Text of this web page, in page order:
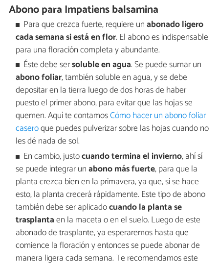
Abono para Impatiens balsamina
Para que crezca fuerte, requiere unabonado ligero
cada semana si está en flor. El abono es indispensable
para una floración completa y abundante.
Éste debe sersoluble en agua. Se puede sumar un
abono foliar, también soluble en agua, y se debe
depositar en la tierra luego de dos horas de haber
puesto el primer abono, para evitar que las hojas se
quemen. Aquí te contamosCómo hacer un abono foliar
caseroque puedes pulverizar sobre las hojas cuando no
les dé nada de sol.
En cambio, justocuando termina el invierno, ahí sí
se puede integrar unabono más fuerte, para que la
planta crezca bien en la primavera, ya que, si se hace
esto, la planta crecerá rápidamente. Este tipo de abono
también debe ser aplicadocuando la planta se
trasplantaen la maceta o en el suelo. Luego de este
abonado de trasplante, ya esperaremos hasta que
comience la floración y entonces se puede abonar de
manera ligera cada semana. Te recomendamos este